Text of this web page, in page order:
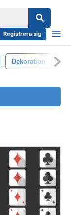
Registrera sig
Dekoration